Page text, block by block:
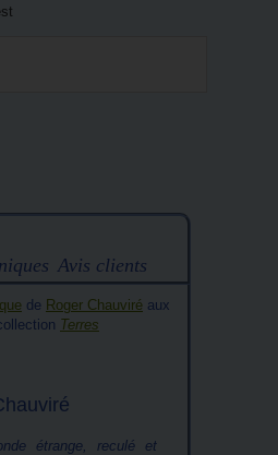
Avis clients
de Roger Chauviré aux
Terres
étrange, reculé et